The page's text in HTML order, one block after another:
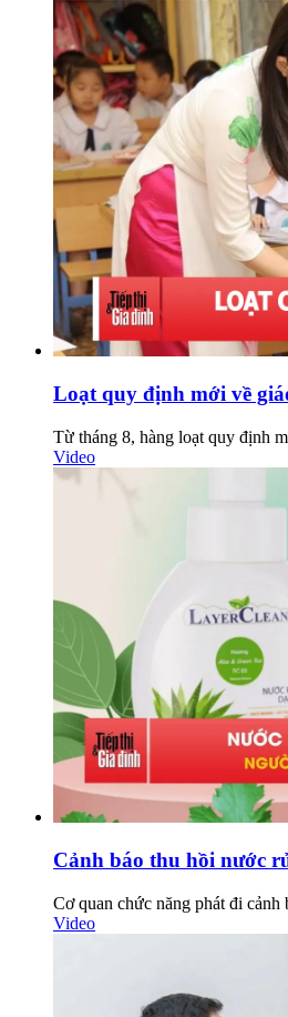
Loạt quy định mới về
Từ tháng 8, hàng loạt quy định
Video
Cảnh báo thu hồi nước
Cơ quan chức năng phát đi
Video